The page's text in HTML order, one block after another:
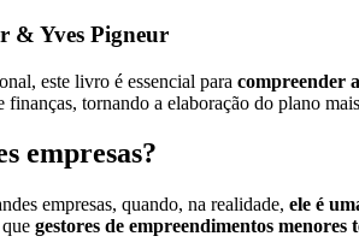
& Yves Pigneur
este livro é essencial para compreender
tornando a elaboração do plano
empresas?
empresas, quando, na realidade, ele é
gestores de empreendimentos